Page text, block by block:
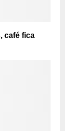
café fica